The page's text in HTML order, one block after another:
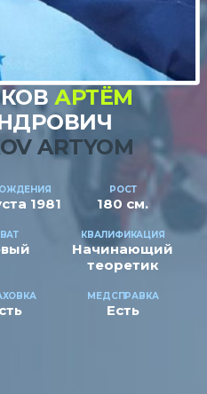
АРТЁМ
ARTYOM
1981
РОСТ
180 см.
КВАЛИФИКАЦИЯ
Начинающий
теоретик
МЕДСПРАВКА
Есть